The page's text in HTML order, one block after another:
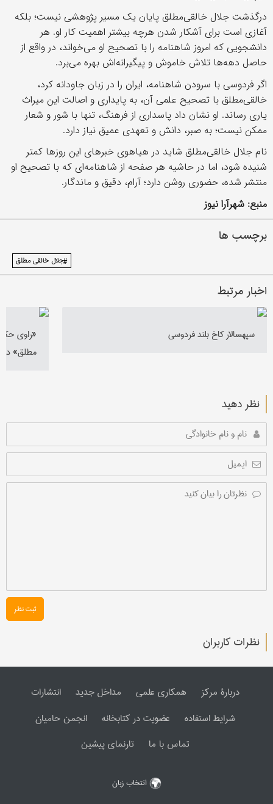
درگذشت جلال خالقی‌مطلق پایان یک مسیر پژوهشی نیست؛ بلکه
آغازی است برای آشکار شدن هرچه بیشتر اهمیت کار او. هر
دانشجویی که امروز شاهنامه را با تصحیح او می‌خواند، در واقع از
حاصل دهه‌ها تلاش خاموش و پیگیرانه‌اش بهره می‌برد.
اگر فردوسی با سرودن شاهنامه، ایران را در زبان جاودانه کرد،
خالقی‌مطلق با تصحیح علمی آن، به پایداری و اصالت این میراث
یاری رساند. او نشان داد پاسداری از فرهنگ، تنها با شور و شعار
ممکن نیست؛ به صبر، دانش و تعهدی عمیق نیاز دارد.
نام جلال خالقی‌مطلق شاید در هیاهوی خبر‌های این روز‌ها کمتر
شنیده شود، اما در حاشیه هر صفحه از شاهنامه‌ای که با تصحیح او
منتشر شده، حضوری روشن دارد؛ آرام، دقیق و ماندگار.
منبع: شهرآرا نیوز
برچسب ها
#جلال خالقی مطلق
اخبار مرتبط
سپهسالار کاخ بلند فردوسی
«راوی
مطلق» در
نظر دهید
ثبت نظر
نظرات کاربران
دربارۀ مرکز همکاری علمی مداخل جدید
انتشارات
شرایط استفاده
عضویت در کتابخانه
انجمن حامیان
تماس با ما
تارنمای پیشین
انتخاب زبان